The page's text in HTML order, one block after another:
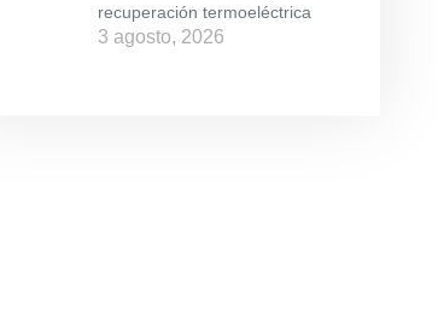
recuperación termoeléctrica
3 agosto, 2026